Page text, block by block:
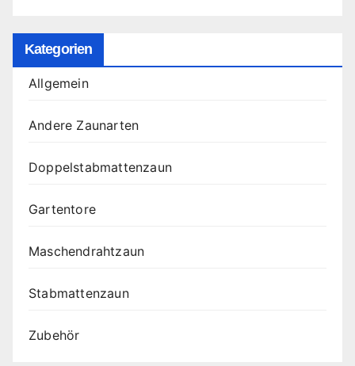
Kategorien
Allgemein
Andere Zaunarten
Doppelstabmattenzaun
Gartentore
Maschendrahtzaun
Stabmattenzaun
Zubehör